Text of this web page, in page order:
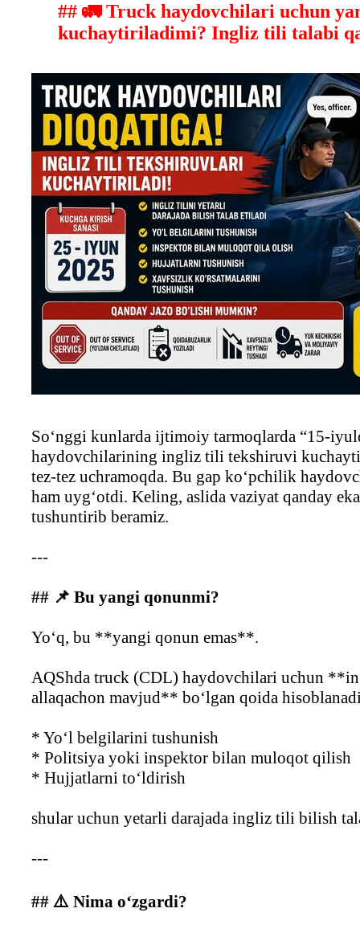
## 🚛 Truck haydovchilari uchun
kuchaytiriladimi? Ingliz tili talabi
So‘nggi kunlarda ijtimoiy tarmoqlarda “15-
haydovchilarining ingliz tili tekshiruvi
tez-tez uchramoqda. Bu gap ko‘pchilik
ham uyg‘otdi. Keling, aslida vaziyat qanday
tushuntirib beramiz.
---
## 📌 Bu yangi qonunmi?
Yo‘q, bu **yangi qonun emas**.
AQShda truck (CDL) haydovchilari uchun
allaqachon mavjud** bo‘lgan qoida
* Yo‘l belgilarini tushunish
* Politsiya yoki inspektor bilan muloqot qilish
* Hujjatlarni to‘ldirish
shular uchun yetarli darajada ingliz tili bilish
---
## ⚠️ Nima o‘zgardi?